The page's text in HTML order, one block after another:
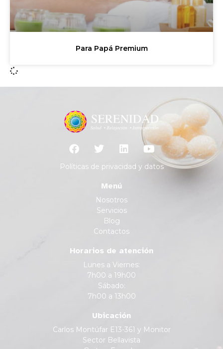
Para Papá Premium
Políticas de privacidad y datos
Menú
Nosotros
Servicios
Blog
Contactos
Horarios de atención
Lunes a Viernes:
7h00 a 19h00
Sábado:
7h00 a 13h00
Ubicación
Carlos Montúfar E13-361 y Monitor
Sector Bellavista